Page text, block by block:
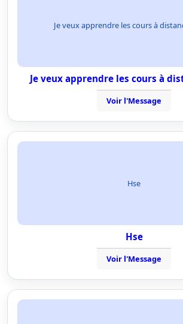
Je veux apprendre les cours à
Je veux apprendre les cours à
Voir l'Message
Hse
Hse
Voir l'Message